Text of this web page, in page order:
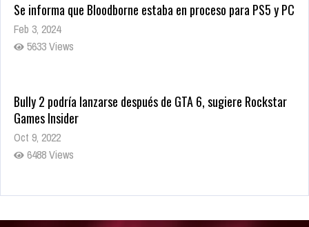
Se informa que Bloodborne estaba en proceso para PS5 y PC
Feb 3, 2024
5633 Views
Bully 2 podría lanzarse después de GTA 6, sugiere Rockstar
Games Insider
Oct 9, 2022
6488 Views
Rumor: Se filtran los primeros detalles de Resident Evil 9